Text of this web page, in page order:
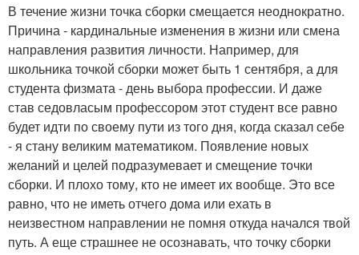
В течение жизни точка сборки смещается неоднократно.
Причина - кардинальные изменения в жизни или смена
направления развития личности. Например, для
школьника точкой сборки может быть 1 сентября, а для
студента физмата - день выбора профессии. И даже
став седовласым профессором этот студент все равно
будет идти по своему пути из того дня, когда сказал себе
- я стану великим математиком. Появление новых
желаний и целей подразумевает и смещение точки
сборки. И плохо тому, кто не имеет их вообще. Это все
равно, что не иметь отчего дома или ехать в
неизвестном направлении не помня откуда начался твой
путь. А еще страшнее не осознавать, что точку сборки